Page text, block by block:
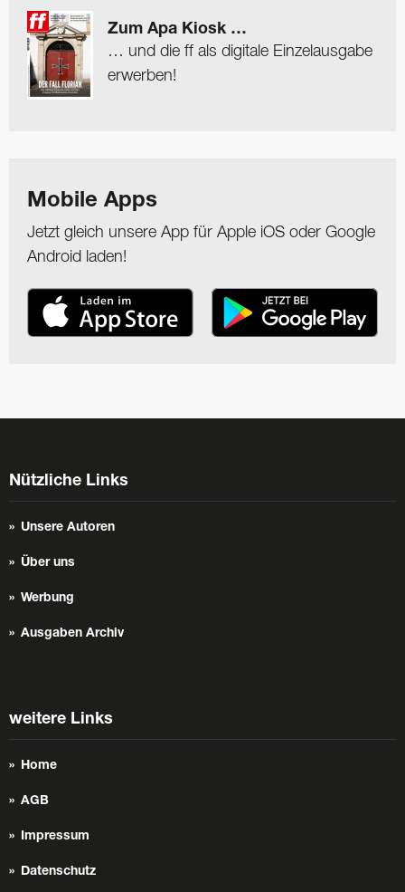
Zum Apa Kiosk …
… und die ff als digitale Einzelausgabe
erwerben!
Mobile Apps
Jetzt gleich unsere App für Apple iOS oder Google
Android laden!
Nützliche Links
Unsere Autoren
Über uns
Werbung
Ausgaben Archiv
weitere Links
Home
AGB
Impressum
Datenschutz